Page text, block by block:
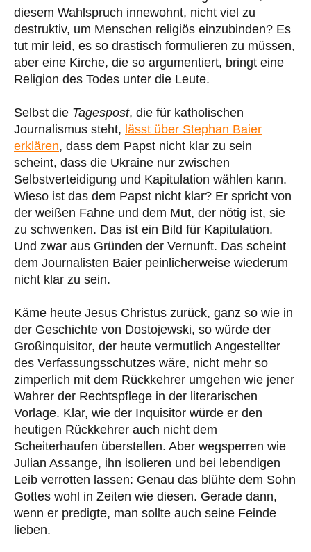
diesem Wahlspruch innewohnt, nicht viel zu
destruktiv, um Menschen religiös einzubinden? Es
tut mir leid, es so drastisch formulieren zu müssen,
aber eine Kirche, die so argumentiert, bringt eine
Religion des Todes unter die Leute.
Selbst die Tagespost, die für katholischen
Journalismus steht, lässt über Stephan Baier
erklären, dass dem Papst nicht klar zu sein
scheint, dass die Ukraine nur zwischen
Selbstverteidigung und Kapitulation wählen kann.
Wieso ist das dem Papst nicht klar? Er spricht von
der weißen Fahne und dem Mut, der nötig ist, sie
zu schwenken. Das ist ein Bild für Kapitulation.
Und zwar aus Gründen der Vernunft. Das scheint
dem Journalisten Baier peinlicherweise wiederum
nicht klar zu sein.
Käme heute Jesus Christus zurück, ganz so wie in
der Geschichte von Dostojewski, so würde der
Großinquisitor, der heute vermutlich Angestellter
des Verfassungsschutzes wäre, nicht mehr so
zimperlich mit dem Rückkehrer umgehen wie jener
Wahrer der Rechtspflege in der literarischen
Vorlage. Klar, wie der Inquisitor würde er den
heutigen Rückkehrer auch nicht dem
Scheiterhaufen überstellen. Aber wegsperren wie
Julian Assange, ihn isolieren und bei lebendigen
Leib verrotten lassen: Genau das blühte dem Sohn
Gottes wohl in Zeiten wie diesen. Gerade dann,
wenn er predigte, man sollte auch seine Feinde
lieben.